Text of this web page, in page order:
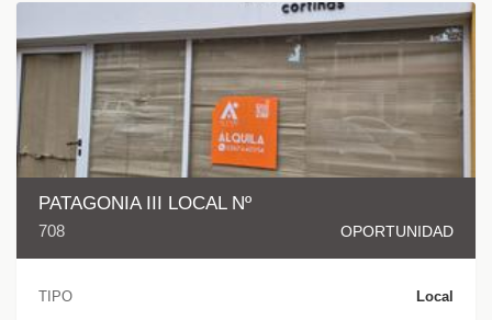
PATAGONIA III LOCAL Nº
708 OPORTUNIDAD
TIPO
Local